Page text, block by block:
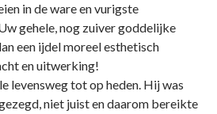
in de ware en vurigste
gehele, nog zuiver goddelijke
een ijdel moreel esthetisch
en uitwerking!
levensweg tot op heden. Hij was
niet juist en daarom bereikte